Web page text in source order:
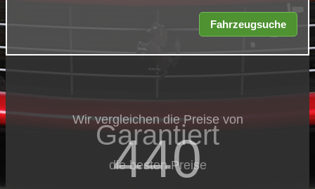
Wir vergleichen die Preise von
440
Garantiert
die besten Preise